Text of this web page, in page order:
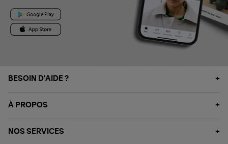
BESOIN D'AIDE ?
À PROPOS
NOS SERVICES